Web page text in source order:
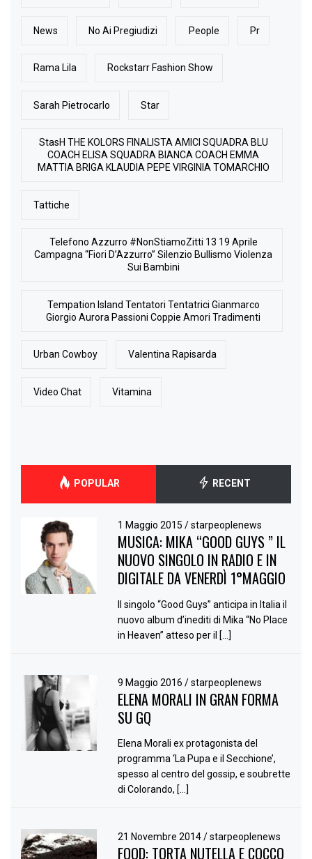
News No Ai Pregiudizi People Pr
Rama Lila Rockstarr Fashion Show
Sarah Pietrocarlo Star
StasH THE KOLORS FINALISTA AMICI SQUADRA BLU
COACH ELISA SQUADRA BIANCA COACH EMMA
MATTIA BRIGA KLAUDIA PEPE VIRGINIA TOMARCHIO
Tattiche
Telefono Azzurro #NonStiamoZitti 13 19 Aprile
Campagna “Fiori D’Azzurro” Silenzio Bullismo Violenza
Sui Bambini
Tempation Island Tentatori Tentatrici Gianmarco
Giorgio Aurora Passioni Coppie Amori Tradimenti
Urban Cowboy Valentina Rapisarda
Video Chat Vitamina
POPULAR RECENT
1 Maggio 2015/ starpeoplenews
MUSICA: MIKA “GOOD GUYS ” IL
NUOVO SINGOLO IN RADIO E IN
DIGITALE DA VENERDÌ 1°MAGGIO
Il singolo “Good Guys” anticipa in Italia il
nuovo album d’inediti di Mika “No Place
in Heaven” atteso per il […]
9 Maggio 2016/ starpeoplenews
ELENA MORALI IN GRAN FORMA
SU GQ
Elena Morali ex protagonista del
programma ‘La Pupa e il Secchione’,
spesso al centro del gossip, e soubrette
di Colorando, […]
21 Novembre 2014/ starpeoplenews
FOOD: TORTA NUTELLA E COCCO